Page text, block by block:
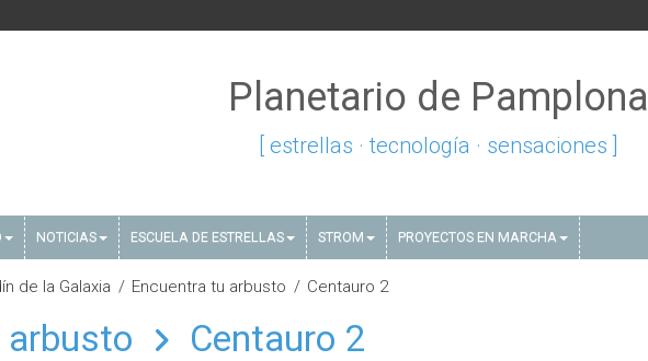
Planetario de Pamplona
[ estrellas · tecnología · sensaciones ]
NOTICIAS ESCUELA DE ESTRELLAS STROM PROYECTOS EN MARCHA
de la Galaxia Encuentra tu arbusto Centauro 2
arbusto Centauro 2